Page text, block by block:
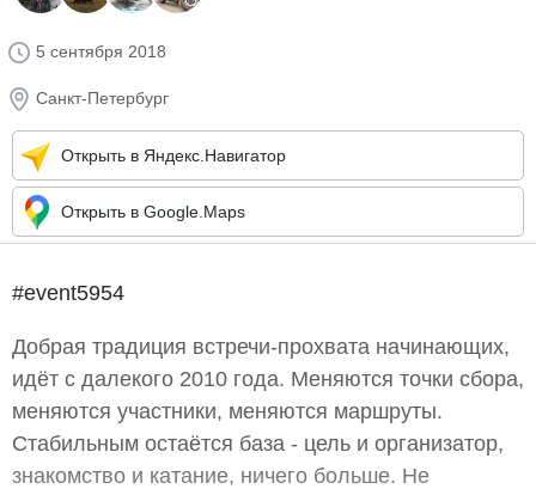
5 сентября 2018
Санкт-Петербург
Открыть в Яндекс.Навигатор
Открыть в Google.Maps
#event5954
Добрая традиция встречи-прохвата начинающих,
идёт с далекого 2010 года. Меняются точки сбора,
меняются участники, меняются маршруты.
Стабильным остаётся база - цель и организатор,
знакомство и катание, ничего больше. Не